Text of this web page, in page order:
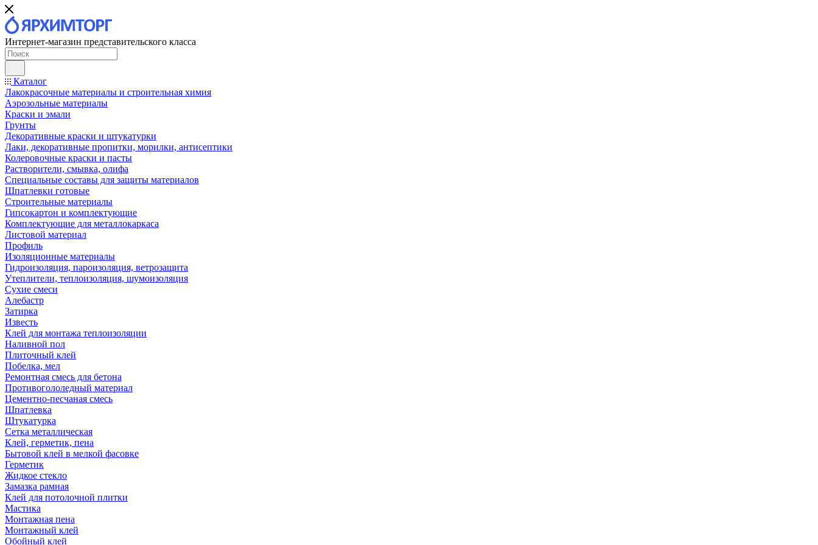
Интернет-магазин представительского класса
Каталог
Лакокрасочные материалы и строительная химия
Аэрозольные материалы
Краски и эмали
Грунты
Декоративные краски и штукатурки
Лаки, декоративные пропитки, морилки, антисептики
Колеровочные краски и пасты
Растворители, смывка, олифа
Специальные составы для защиты материалов
Шпатлевки готовые
Строительные материалы
Гипсокартон и комплектующие
Комплектующие для металлокаркаса
Листовой материал
Профиль
Изоляционные материалы
Гидроизоляция, пароизоляция, ветрозащита
Утеплители, теплоизоляция, шумоизоляция
Сухие смеси
Алебастр
Затирка
Известь
Клей для монтажа теплоизоляции
Наливной пол
Плиточный клей
Побелка, мел
Ремонтная смесь для бетона
Противогололедный материал
Цементно-песчаная смесь
Шпатлевка
Штукатурка
Сетка металлическая
Клей, герметик, пена
Бытовой клей в мелкой фасовке
Герметик
Жидкое стекло
Замазка рамная
Клей для потолочной плитки
Мастика
Монтажная пена
Монтажный клей
Обойный клей